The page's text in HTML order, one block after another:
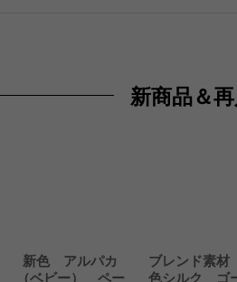
新商品＆
新色 アルパカ
（ベビー） ペー
ブレンド素材
色シルク ゴ